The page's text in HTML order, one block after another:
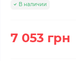
В наличии
7 053 грн